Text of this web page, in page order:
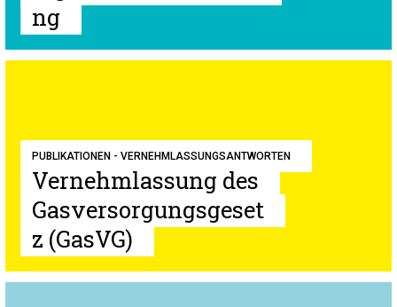
ng
PUBLIKATIONEN - VERNEHMLASSUNGSANTWORTEN
Vernehmlassung des
Gasversorgungsgeset
z (GasVG)